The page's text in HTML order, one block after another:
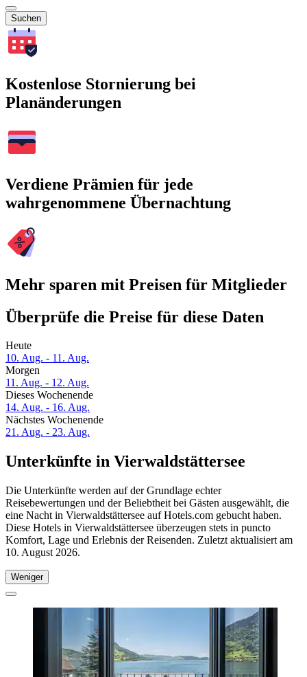
Suchen
Kostenlose Stornierung bei
Planänderungen
Verdiene Prämien für jede
wahrgenommene Übernachtung
Mehr sparen mit Preisen für Mitglieder
Überprüfe die Preise für diese Daten
Heute
10. Aug. - 11. Aug.
Morgen
11. Aug. - 12. Aug.
Dieses Wochenende
14. Aug. - 16. Aug.
Nächstes Wochenende
21. Aug. - 23. Aug.
Unterkünfte in Vierwaldstättersee
Die Unterkünfte werden auf der Grundlage echter
Reisebewertungen und der Beliebtheit bei Gästen ausgewählt, die
eine Nacht in Vierwaldstättersee auf Hotels.com gebucht haben.
Diese Hotels in Vierwaldstättersee überzeugen stets in puncto
Komfort, Lage und Erlebnis der Reisenden. Zuletzt aktualisiert am
10. August 2026.
Weniger